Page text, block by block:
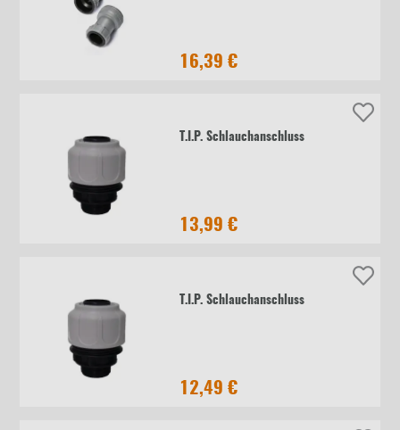
16,39 €
T.I.P. Schlauchanschluss
13,99 €
T.I.P. Schlauchanschluss
12,49 €